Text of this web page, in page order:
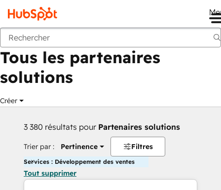
Retour
Tous les partenaires
solutions
Créer
3 380 résultats pour Partenaires solutions
Trier par : Pertinence Filtres
Services : Développement des ventes
Tout supprimer